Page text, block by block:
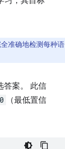
准确地检测每种语
答案。 此信
（最低置信